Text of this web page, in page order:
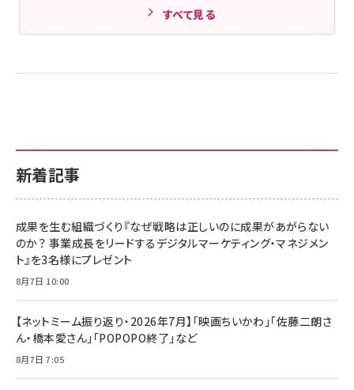
新着記事
成果を生む組織づくり『なぜ戦略は正しいのに成果があがらない
のか？ 事業成長をリードするデジタルマーケティング・マネジメン
ト』を3名様にプレゼント
8月7日 10:00
【ネットミーム振り返り・2026年7月】「映画ちいかわ」「佐藤二朗さ
ん・橋本愛さん」「POPOPO終了」など
8月7日 7:05
すべて見る